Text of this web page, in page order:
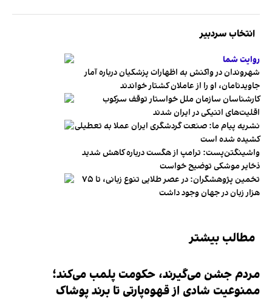
انتخاب سردبیر
روایت شما
شهروندان در واکنش به اظهارات پزشکیان درباره آمار
جاویدنامان، او را از عاملان کشتار خواندند
کارشناسان سازمان ملل خواستار توقف سرکوب
اقلیت‌های اتنیکی در ایران شدند
نشریه پیام ما: صنعت گردشگری ایران عملا به تعطیلی
کشیده شده است
واشینگتن‌پست: ترامپ از هگست درباره کاهش شدید
ذخایر موشکی توضیح خواست
تخمین پژوهشگران: در عصر طلایی تنوع زبانی، تا ۷۵
هزار زبان در جهان وجود داشت
مطالب بیشتر
مردم جشن می‌گیرند، حکومت پلمب می‌کند؛
ممنوعیت شادی از قهوه‌پارتی تا برند پوشاک